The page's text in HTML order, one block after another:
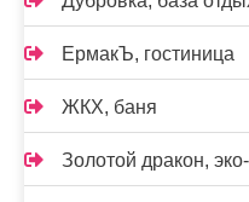
ЕрмакЪ, гостиница
ЖКХ, баня
Золотой дракон,